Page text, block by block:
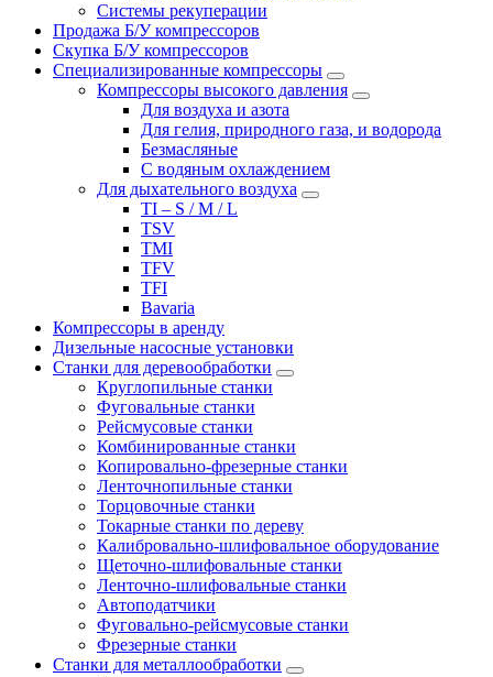
Системы рекуперации
Продажа Б/У компрессоров
Скупка Б/У компрессоров
Специализированные компрессоры
Компрессоры высокого давления
Для воздуха и азота
Для гелия, природного газа, и водорода
Безмасляные
С водяным охлаждением
Для дыхательного воздуха
TI – S / M / L
TSV
TMI
TFV
TFI
Bavaria
Компрессоры в аренду
Дизельные насосные установки
Станки для деревообработки
Круглопильные станки
Фуговальные станки
Рейсмусовые станки
Комбинированные станки
Копировально-фрезерные станки
Ленточнопильные станки
Торцовочные станки
Токарные станки по дереву
Калибровально-шлифовальное оборудование
Щеточно-шлифовальные станки
Ленточно-шлифовальные станки
Автоподатчики
Фуговально-рейсмусовые станки
Фрезерные станки
Станки для металлообработки